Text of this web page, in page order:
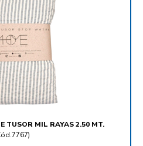
TUSOR MIL RAYAS 2.50 MT.
)